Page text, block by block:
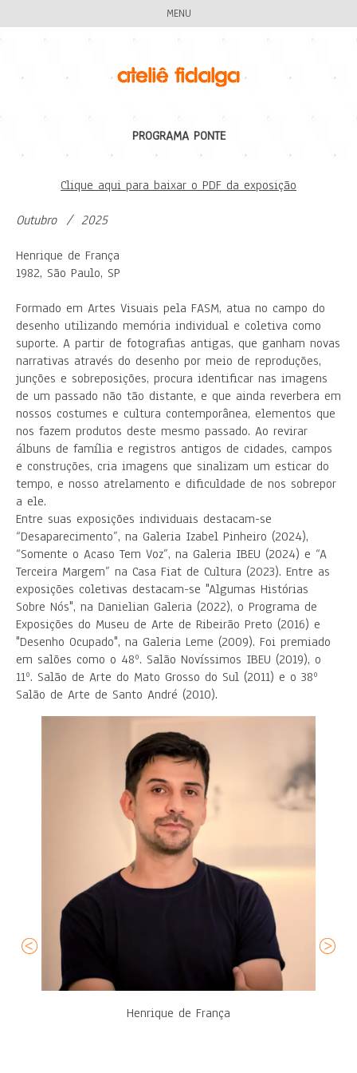
MENU
PROGRAMA PONTE
Clique aqui para baixar o PDF da exposição
Outubro / 2025
Henrique de França
1982, São Paulo, SP
Formado em Artes Visuais pela FASM, atua no campo do
desenho utilizando memória individual e coletiva como
suporte. A partir de fotografias antigas, que ganham novas
narrativas através do desenho por meio de reproduções,
junções e sobreposições, procura identificar nas imagens
de um passado não tão distante, e que ainda reverbera em
nossos costumes e cultura contemporânea, elementos que
nos fazem produtos deste mesmo passado. Ao revirar
álbuns de família e registros antigos de cidades, campos
e construções, cria imagens que sinalizam um esticar do
tempo, e nosso atrelamento e dificuldade de nos sobrepor
a ele.
Entre suas exposições individuais destacam-se
“Desaparecimento”, na Galeria Izabel Pinheiro (2024),
“Somente o Acaso Tem Voz”, na Galeria IBEU (2024) e “A
Terceira Margem” na Casa Fiat de Cultura (2023). Entre as
exposições coletivas destacam-se "Algumas Histórias
Sobre Nós", na Danielian Galeria (2022), o Programa de
Exposições do Museu de Arte de Ribeirão Preto (2016) e
"Desenho Ocupado", na Galeria Leme (2009). Foi premiado
em salões como o 48º. Salão Novíssimos IBEU (2019), o
11º. Salão de Arte do Mato Grosso do Sul (2011) e o 38º
Salão de Arte de Santo André (2010).
Henrique de França